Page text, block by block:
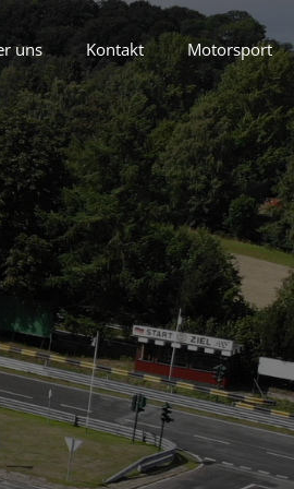
uns Kontakt Motorsport